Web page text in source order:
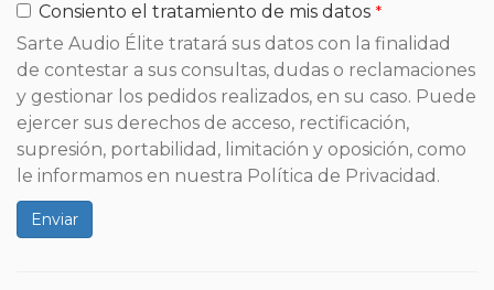
Consiento el tratamiento de mis datos
Sarte Audio Élite tratará sus datos con la finalidad
de contestar a sus consultas, dudas o reclamaciones
y gestionar los pedidos realizados, en su caso. Puede
ejercer sus derechos de acceso, rectificación,
supresión, portabilidad, limitación y oposición, como
le informamos en nuestra Política de Privacidad.
Enviar